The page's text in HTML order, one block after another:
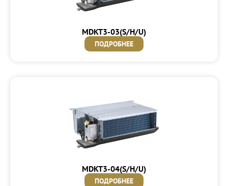
MDKT3-03(S/H/U)
ПОДРОБНЕЕ
MDKT3-04(S/H/U)
ПОДРОБНЕЕ